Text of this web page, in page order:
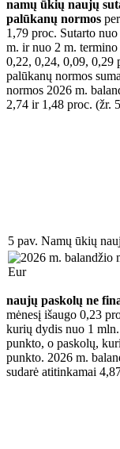
namų ūkių naujų
palūkanų normos
1,79 proc. Sutarto
m. ir nuo 2 m.
0,22, 0,24, 0,09, 0,29
palūkanų normos
normos 2026 m.
2,74 ir 1,48 proc. (žr.
5 pav. Namų ūkių
naujų paskolų ne
mėnesį išaugo 0,23
kurių dydis nuo 1
punkto, o paskolų,
punkto. 2026 m.
sudarė atitinkamai